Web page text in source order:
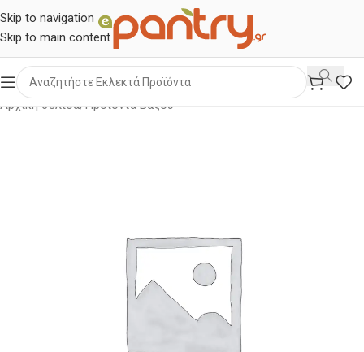
Skip to navigation
Skip to main content
Αρχική σελίδα/ Προϊόντα Βάζου